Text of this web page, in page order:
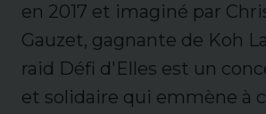
en 2017 et imaginé par
Gauzet, gagnante de Koh
raid Défi d'Elles est un
et solidaire qui emmène à